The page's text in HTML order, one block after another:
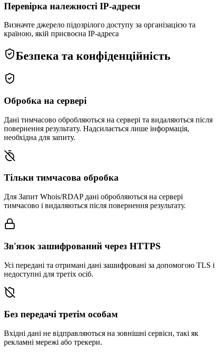
Перевірка належності IP-адреси
Визначте джерело підозрілого доступу за організацією та
країною, якій присвоєна IP-адреса
Безпека та конфіденційність
Обробка на сервері
Дані тимчасово обробляються на сервері та видаляються після
повернення результату. Надсилається лише інформація,
необхідна для запиту.
Тільки тимчасова обробка
Для Запит Whois/RDAP дані обробляються на сервері
тимчасово і видаляються після повернення результату.
Зв'язок зашифрований через HTTPS
Усі передані та отримані дані зашифровані за допомогою TLS і
недоступні для третіх осіб.
Без передачі третім особам
Вхідні дані не відправляються на зовнішні сервіси, такі як
рекламні мережі або трекери.